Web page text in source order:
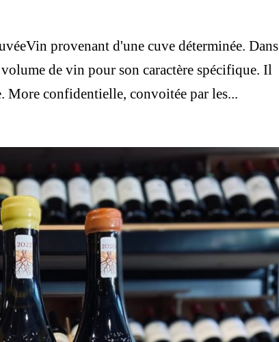
provenant d'une cuve déterminée. Dans
de vin pour son caractère spécifique. Il
More confidentielle, convoitée par les...